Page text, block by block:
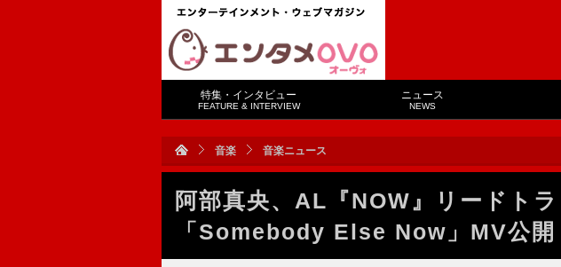
特集・インタビュー
FEATURE & INTERVIEW
ニュース
NEWS
音楽 音楽ニュース
阿部真央、AL『NOW』リードトラ
「Somebody Else Now」MV公開